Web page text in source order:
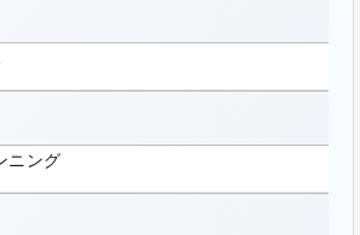
ニング